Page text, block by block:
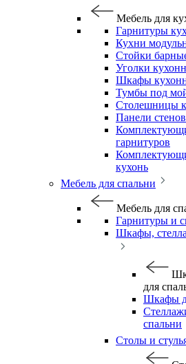
Мебель для
Гарнитуры
Кухни
Стойки
Уголки
Шкафы
Тумбы под
Столешницы
Панели
гарнитуров
кухонь
Мебель для спальни
Мебель для
Гарнитуры и
Шкафы,
для
Шкафы
спальни
Столы и